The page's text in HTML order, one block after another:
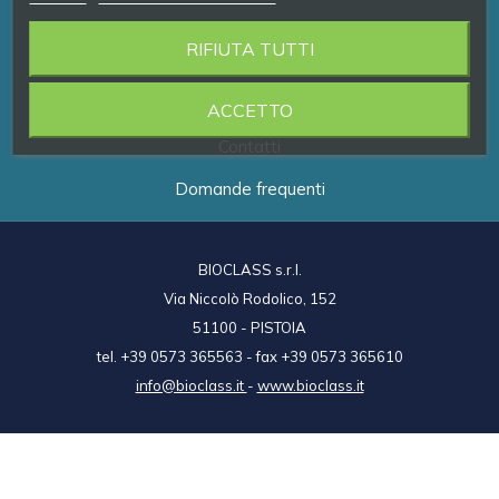
Prodotti
Brand
Domande frequenti
RIFIUTA TUTTI
ACCETTO
BIOCLASS s.r.l.
Via Niccolò Rodolico, 152
51100 - PISTOIA
tel. +39 0573 365563 - fax +39 0573 365610
info@bioclass.it - www.bioclass.it